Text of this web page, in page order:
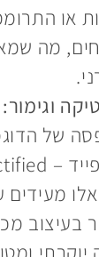
או
מה
וגימור:
של
מעידים
בעיצוב